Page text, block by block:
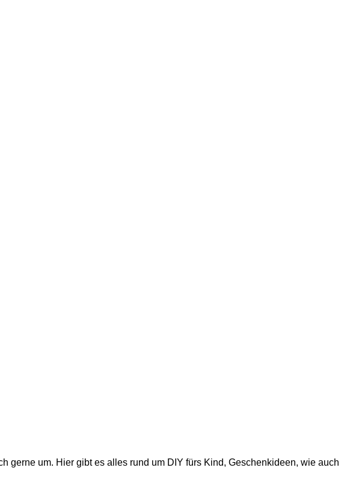
gerne um. Hier gibt es alles rund um DIY fürs Kind, Geschenkideen, wie auch